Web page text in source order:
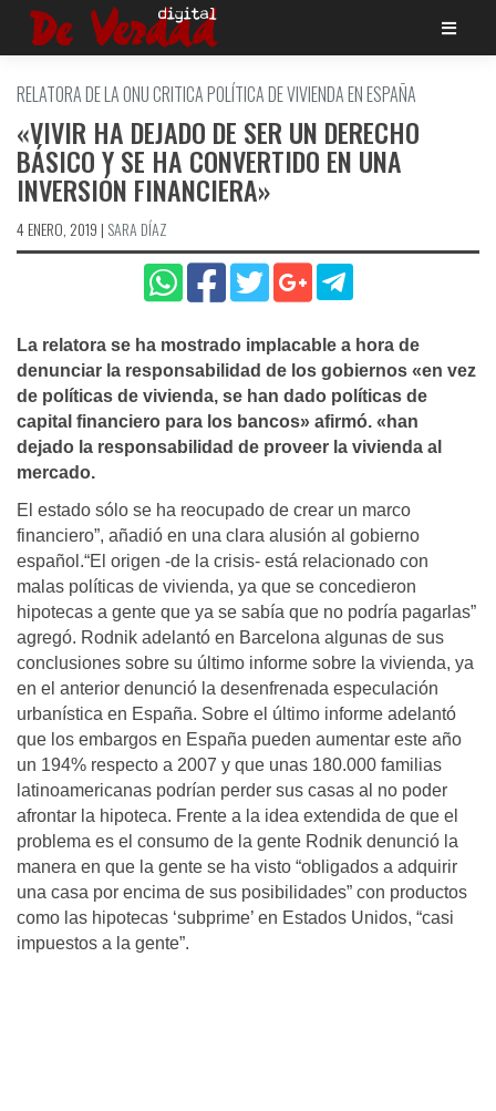
Saltar
RELATORA DE LA ONU CRITICA POLÍ­TICA DE VIVIENDA EN ESPAÑA
«VIVIR HA DEJADO DE SER UN DERECHO
BÁSICO Y SE HA CONVERTIDO EN UNA
INVERSIÓN FINANCIERA»
4 ENERO, 2019 | SARA DÍ­AZ
La relatora se ha mostrado implacable a hora de
denunciar la responsabilidad de los gobiernos «en vez
de polí­ticas de vivienda, se han dado polí­ticas de
capital financiero para los bancos» afirmó. «han
dejado la responsabilidad de proveer la vivienda al
mercado.
El estado sólo se ha reocupado de crear un marco
financiero”, añadió en una clara alusión al gobierno
español.“El origen -de la crisis- está relacionado con
malas políticas de vivienda, ya que se concedieron
hipotecas a gente que ya se sabía que no podría pagarlas”
agregó. Rodnik adelantó en Barcelona algunas de sus
conclusiones sobre su último informe sobre la vivienda, ya
en el anterior denunció la desenfrenada especulación
urbanística en España. Sobre el último informe adelantó
que los embargos en España pueden aumentar este año
un 194% respecto a 2007 y que unas 180.000 familias
latinoamericanas podrían perder sus casas al no poder
afrontar la hipoteca. Frente a la idea extendida de que el
problema es el consumo de la gente Rodnik denunció la
manera en que la gente se ha visto “obligados a adquirir
una casa por encima de sus posibilidades” con productos
como las hipotecas ‘subprime’ en Estados Unidos, “casi
impuestos a la gente”.